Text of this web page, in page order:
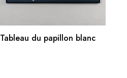
AJOUTER AU PANIER
Tableau du papillon blanc